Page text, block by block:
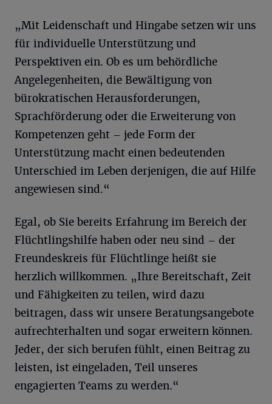
„Mit Leidenschaft und Hingabe setzen wir uns
für individuelle Unterstützung und
Perspektiven ein. Ob es um behördliche
Angelegenheiten, die Bewältigung von
bürokratischen Herausforderungen,
Sprachförderung oder die Erweiterung von
Kompetenzen geht – jede Form der
Unterstützung macht einen bedeutenden
Unterschied im Leben derjenigen, die auf Hilfe
angewiesen sind.“
Egal, ob Sie bereits Erfahrung im Bereich der
Flüchtlingshilfe haben oder neu sind – der
Freundeskreis für Flüchtlinge heißt sie
herzlich willkommen. „Ihre Bereitschaft, Zeit
und Fähigkeiten zu teilen, wird dazu
beitragen, dass wir unsere Beratungsangebote
aufrechterhalten und sogar erweitern können.
Jeder, der sich berufen fühlt, einen Beitrag zu
leisten, ist eingeladen, Teil unseres
engagierten Teams zu werden.“